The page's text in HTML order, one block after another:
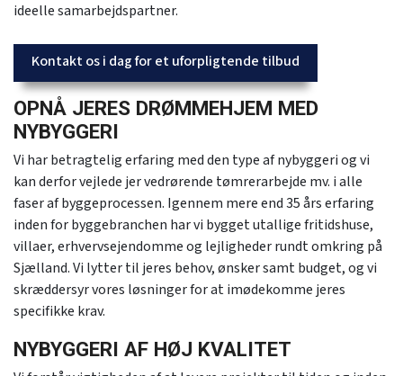
ideelle samarbejdspartner.
Kontakt os i dag for et uforpligtende tilbud
OPNÅ JERES DRØMMEHJEM MED
NYBYGGERI
Vi har betragtelig erfaring med den type af nybyggeri og vi
kan derfor vejlede jer vedrørende tømrerarbejde mv. i alle
faser af byggeprocessen. Igennem mere end 35 års erfaring
inden for byggebranchen har vi bygget utallige fritidshuse,
villaer, erhvervsejendomme og lejligheder rundt omkring på
Sjælland. Vi lytter til jeres behov, ønsker samt budget, og vi
skræddersyr vores løsninger for at imødekomme jeres
specifikke krav.
NYBYGGERI AF HØJ KVALITET